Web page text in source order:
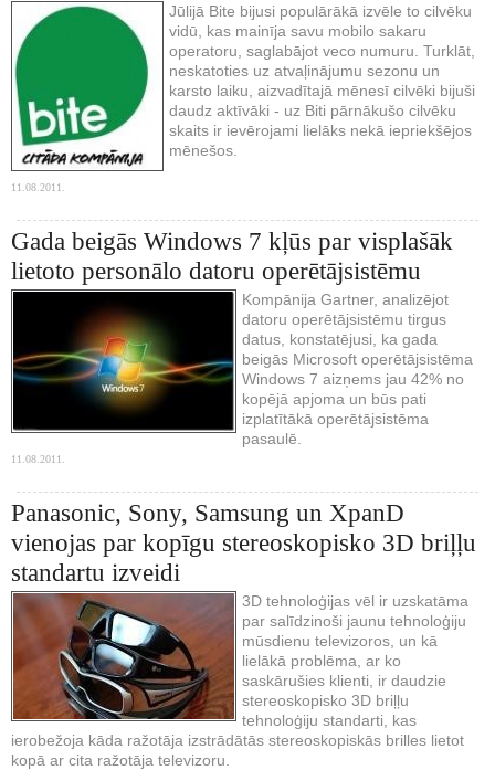
Jūlijā Bite bijusi populārākā izvēle to cilvēku
vidū, kas mainīja savu mobilo sakaru
operatoru, saglabājot veco numuru. Turklāt,
neskatoties uz atvaļinājumu sezonu un
karsto laiku, aizvadītajā mēnesī cilvēki bijuši
daudz aktīvāki - uz Biti pārnākušo cilvēku
skaits ir ievērojami lielāks nekā iepriekšējos
mēnešos.
11.08.2011.
Gada beigās Windows 7 kļūs par visplašāk
lietoto personālo datoru operētājsistēmu
Kompānija Gartner, analizējot
datoru operētājsistēmu tirgus
datus, konstatējusi, ka gada
beigās Microsoft operētājsistēma
Windows 7 aizņems jau 42% no
kopējā apjoma un būs pati
izplatītākā operētājsistēma
pasaulē.
11.08.2011.
Panasonic, Sony, Samsung un XpanD
vienojas par kopīgu stereoskopisko 3D briļļu
standartu izveidi
3D tehnoloģijas vēl ir uzskatāma
par salīdzinoši jaunu tehnoloģiju
mūsdienu televizoros, un kā
lielākā problēma, ar ko
saskārušies klienti, ir daudzie
stereoskopisko 3D briļļu
tehnoloģiju standarti, kas
ierobežoja kāda ražotāja izstrādātās stereoskopiskās brilles lietot
kopā ar cita ražotāja televizoru.